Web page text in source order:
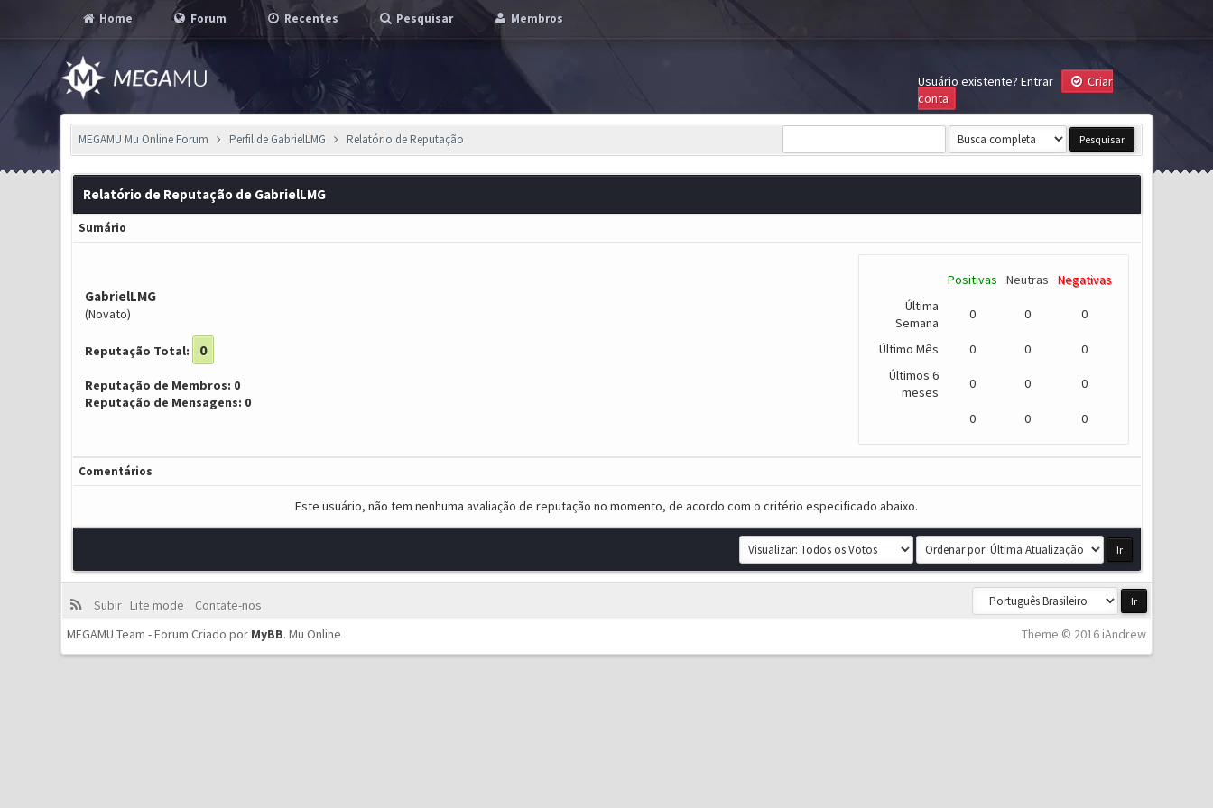
Home Forum Recentes Pesquisar Membros
Usuário existente? Entrar
Criar
conta
MEGAMU Mu Online Forum Perfil de GabrielLMG Relatório de Reputação
Relatório de Reputação de GabrielLMG
Sumário
GabrielLMG
(Novato)
Reputação Total: 0
Reputação de Membros: 0
Reputação de Mensagens: 0
Positivas Neutras
Negativas
Última
Semana
0 0 0
Último Mês 0 0
0
Últimos 6
meses
0 0 0
0 0 0
Comentários
Este usuário, não tem nenhuma avaliação de reputação no momento, de acordo com o critério especificado abaixo.
Subir Lite mode
Contate-nos
Theme © 2016 iAndrew
MEGAMU Team - Forum Criado por MyBB.Mu Online